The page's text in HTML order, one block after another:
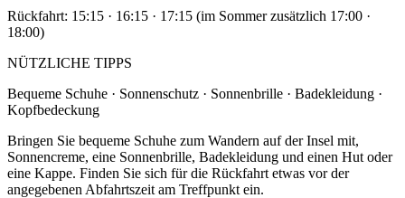
Rückfahrt: 15:15 · 16:15 · 17:15 (im Sommer zusätzlich 17:00 ·
18:00)
NÜTZLICHE TIPPS
Bequeme Schuhe · Sonnenschutz · Sonnenbrille · Badekleidung ·
Kopfbedeckung
Bringen Sie bequeme Schuhe zum Wandern auf der Insel mit,
Sonnencreme, eine Sonnenbrille, Badekleidung und einen Hut oder
eine Kappe. Finden Sie sich für die Rückfahrt etwas vor der
angegebenen Abfahrtszeit am Treffpunkt ein.